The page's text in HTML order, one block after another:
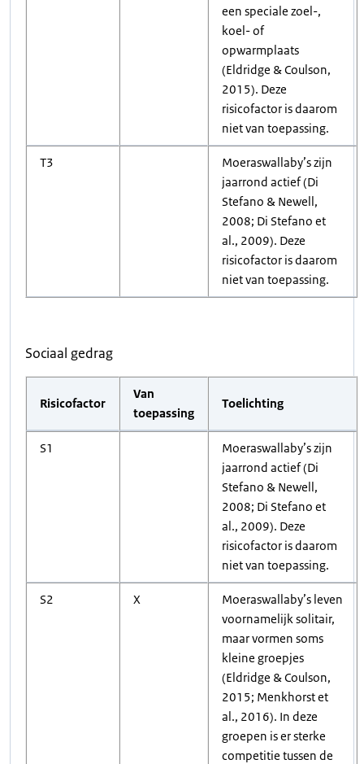
een speciale zoel-,
koel- of
opwarmplaats
(Eldridge & Coulson,
2015). Deze
risicofactor is daarom
niet van toepassing.
T3
Moeraswallaby’s zijn
jaarrond actief (Di
Stefano & Newell,
2008; Di Stefano et
al., 2009). Deze
risicofactor is daarom
niet van toepassing.
Sociaal gedrag
Risicofactor
Van
toepassing
Toelichting
S1
Moeraswallaby’s zijn
jaarrond actief (Di
Stefano & Newell,
2008; Di Stefano et
al., 2009). Deze
risicofactor is daarom
niet van toepassing.
S2 X
Moeraswallaby’s leven
voornamelijk solitair,
maar vormen soms
kleine groepjes
(Eldridge & Coulson,
2015; Menkhorst et
al., 2016). In deze
groepen is er sterke
competitie tussen de